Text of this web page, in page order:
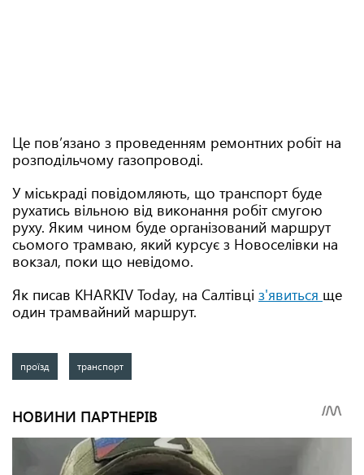
Це пов’язано з проведенням ремонтних робіт на
розподільчому газопроводі.
У міськраді повідомляють, що транспорт буде
рухатись вільною від виконання робіт смугою
руху. Яким чином буде організований маршрут
сьомого трамваю, який курсує з Новоселівки на
вокзал, поки що невідомо.
Як писав KHARKIV Today, на Салтівці з'явиться ще
один трамвайний маршрут.
проїзд транспорт